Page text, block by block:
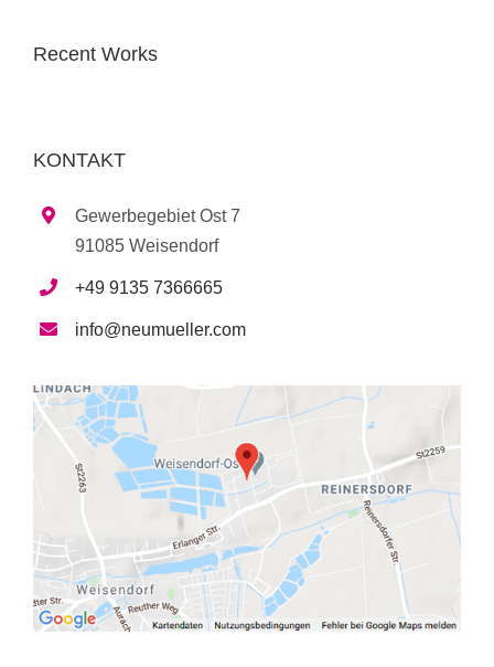
Recent Works
KONTAKT
Gewerbegebiet Ost 7
91085 Weisendorf
+49 9135 7366665
info@neumueller.com